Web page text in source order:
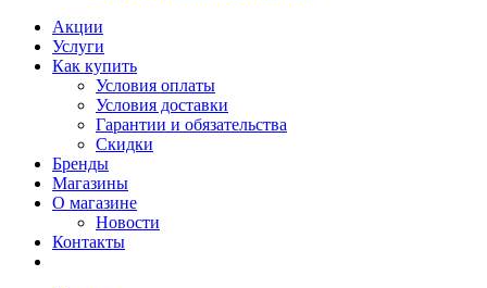
Акции
Услуги
Как купить
Условия оплаты
Условия доставки
Гарантии и обязательства
Скидки
Бренды
Магазины
О магазине
Новости
Контакты